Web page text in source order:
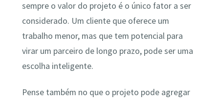
sempre o valor do projeto é o único fator a ser
considerado. Um cliente que oferece um
trabalho menor, mas que tem potencial para
virar um parceiro de longo prazo, pode ser uma
escolha inteligente.
Pense também no que o projeto pode agregar